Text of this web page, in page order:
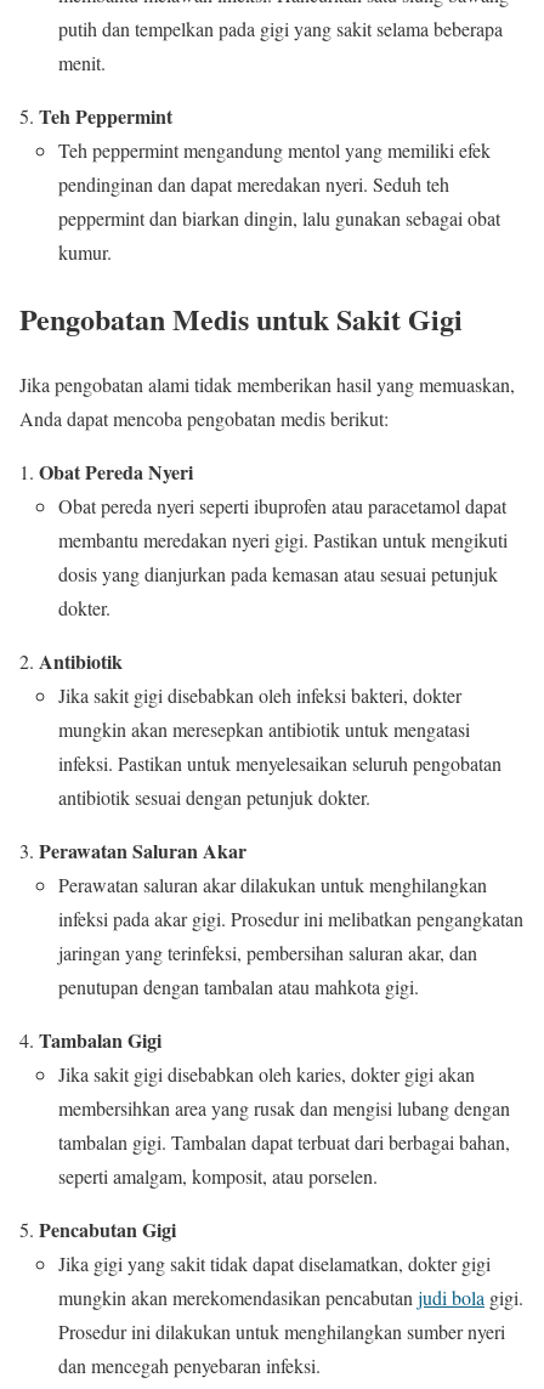
putih dan tempelkan pada gigi yang sakit selama beberapa
menit.
Teh Peppermint
Teh peppermint mengandung mentol yang memiliki efek
pendinginan dan dapat meredakan nyeri. Seduh teh
peppermint dan biarkan dingin, lalu gunakan sebagai obat
kumur.
Pengobatan Medis untuk Sakit Gigi
Jika pengobatan alami tidak memberikan hasil yang memuaskan,
Anda dapat mencoba pengobatan medis berikut:
Obat Pereda Nyeri
Obat pereda nyeri seperti ibuprofen atau paracetamol dapat
membantu meredakan nyeri gigi. Pastikan untuk mengikuti
dosis yang dianjurkan pada kemasan atau sesuai petunjuk
dokter.
Antibiotik
Jika sakit gigi disebabkan oleh infeksi bakteri, dokter
mungkin akan meresepkan antibiotik untuk mengatasi
infeksi. Pastikan untuk menyelesaikan seluruh pengobatan
antibiotik sesuai dengan petunjuk dokter.
Perawatan Saluran Akar
Perawatan saluran akar dilakukan untuk menghilangkan
infeksi pada akar gigi. Prosedur ini melibatkan pengangkatan
jaringan yang terinfeksi, pembersihan saluran akar, dan
penutupan dengan tambalan atau mahkota gigi.
Tambalan Gigi
Jika sakit gigi disebabkan oleh karies, dokter gigi akan
membersihkan area yang rusak dan mengisi lubang dengan
tambalan gigi. Tambalan dapat terbuat dari berbagai bahan,
seperti amalgam, komposit, atau porselen.
Pencabutan Gigi
Jika gigi yang sakit tidak dapat diselamatkan, dokter gigi
mungkin akan merekomendasikan pencabutanjudi bola gigi.
Prosedur ini dilakukan untuk menghilangkan sumber nyeri
dan mencegah penyebaran infeksi.